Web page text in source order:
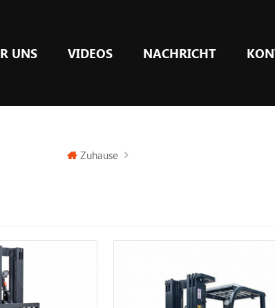
UNS VIDEOS NACHRICHT
Zuhause